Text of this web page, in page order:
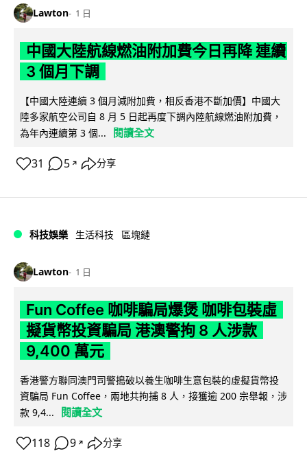
Lawton 1 日
中國大陸航線燃油附加費今日再降 連續
3 個月下調
【中國大陸連續 3 個月減附加費，相反香港不斷加價】中國大
陸多家航空公司自 8 月 5 日起再度下調內陸航線燃油附加費，
為年內連續第 3 個...
閱讀全文
31 5 ↗ 分享
科技娛樂 生活科技 區塊鏈
Lawton 1 日
Fun Coffee 咖啡騙局爆煲 咖啡包裝虛
擬貨幣投資騙局 港澳警拘 8 人涉款
9,400 萬元
香港警方聯同澳門司警搗破以養生咖啡生意包裝的虛擬貨幣投
資騙局 Fun Coffee，兩地共拘捕 8 人，接獲逾 200 宗舉報，涉
款 9,4...
閱讀全文
118 9 ↗ 分享